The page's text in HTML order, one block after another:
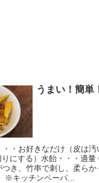
うまい！簡単
・お好きなだけ（皮は汚
りにする）水飴・・・適
き、竹串で刺し、柔らか
※キッチンペーパ...